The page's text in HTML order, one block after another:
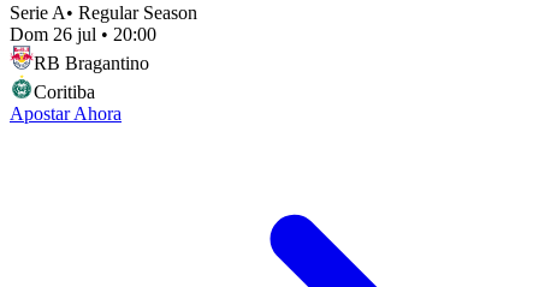
Serie A• Regular Season
Dom 26 jul • 20:00
RB Bragantino
Coritiba
Apostar Ahora